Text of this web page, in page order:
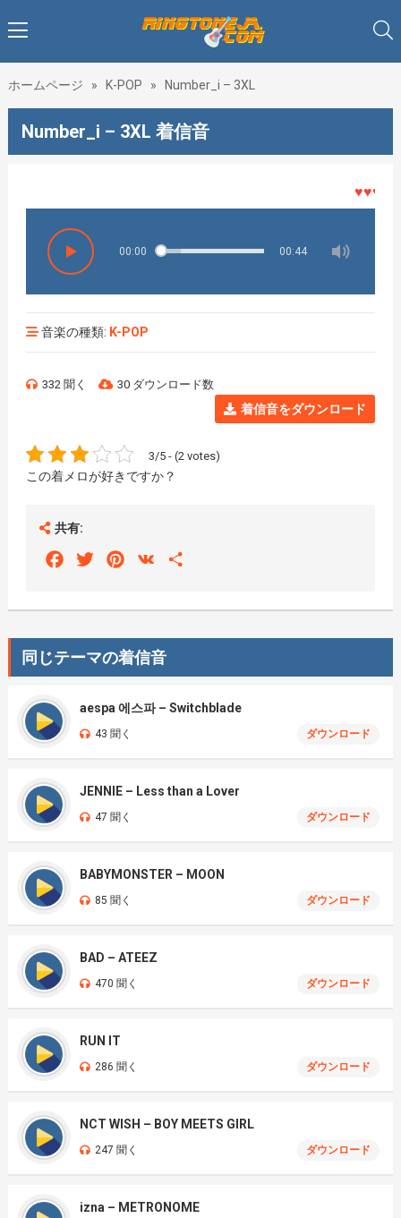
ホームページ » K-POP » Number_i – 3XL
Number_i – 3XL 着信音
♥♥♥着メ
00:00 00:44
音楽の種類: K-POP
332 聞く 30 ダウンロード数
着信音をダウンロード
3/5 - (2 votes)
この着メロが好きですか？
共有:
FacebookTwitterPinterest
VK
同じテーマの着信音
aespa 에스파 – Switchblade
43 聞く ダウンロード
JENNIE – Less than a Lover
47 聞く ダウンロード
BABYMONSTER – MOON
85 聞く ダウンロード
BAD – ATEEZ
470 聞く ダウンロード
RUN IT
286 聞く ダウンロード
NCT WISH – BOY MEETS GIRL
247 聞く ダウンロード
izna – METRONOME